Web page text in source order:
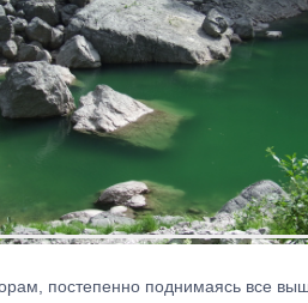
постепенно поднимаясь все